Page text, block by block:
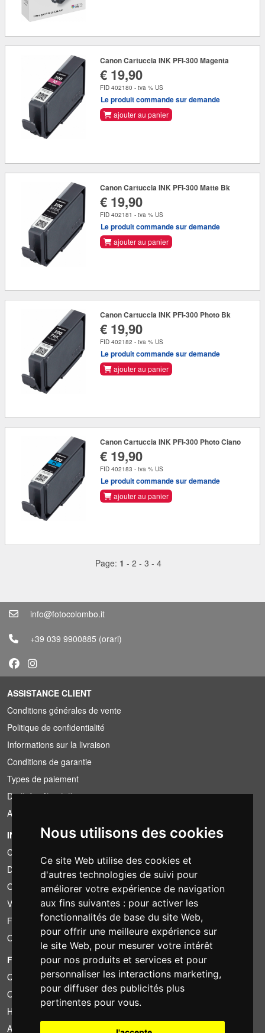
Nous utilisons des cookies
Ce site Web utilise des cookies et
d'autres technologies de suivi pour
améliorer votre expérience de navigation
aux fins suivantes : pour activer les
fonctionnalités de base du site Web,
pour offrir une meilleure expérience sur
le site Web, pour mesurer votre intérêt
pour nos produits et services et pour
personnaliser les interactions marketing,
pour diffuser des publicités plus
pertinentes pour vous.
Canon Cartuccia INK PFI-300 Magenta
€ 19,90
FID 402180 - tva % US
Le produit commande sur demande
ajouter au panier
Canon Cartuccia INK PFI-300 Matte Bk
€ 19,90
FID 402181 - tva % US
Le produit commande sur demande
ajouter au panier
Canon Cartuccia INK PFI-300 Photo Bk
€ 19,90
FID 402182 - tva % US
Le produit commande sur demande
ajouter au panier
Canon Cartuccia INK PFI-300 Photo Ciano
€ 19,90
FID 402183 - tva % US
Le produit commande sur demande
ajouter au panier
Page: 1 - 2 - 3 - 4
info@fotocolombo.it
+39 039 9900885 (orari)
ASSISTANCE CLIENT
Conditions générales de vente
Politique de confidentialité
Informations sur la livraison
Conditions de garantie
Types de paiement
Droit de rétractation
Application de la TVA
INFORMATION
Conditions de location
Devis
Offre groupée
Vous avez trouvé moins cher?
Financement
Occasion
FOTOCOLOMBO.IT
Qui sommes-nous
Où nous trouver
Horaires d'ouverture
Avis sur Trovaprezzi